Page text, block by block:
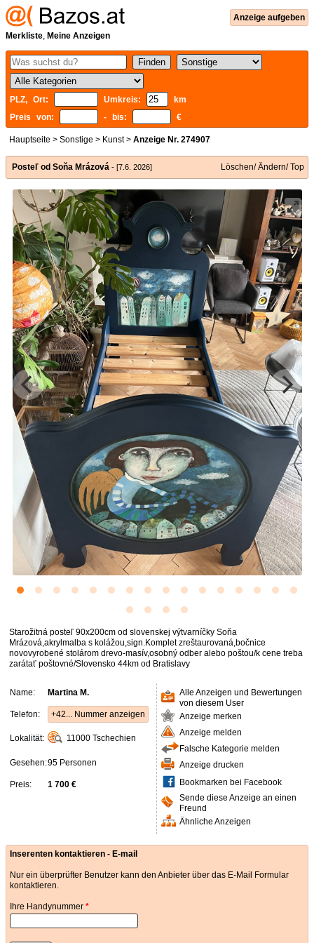
Anzeige aufgeben
Merkliste, Meine Anzeigen
PLZ, Ort: Umkreis:
km
Preis von:
- bis: €
Hauptseite > Sonstige > Kunst> Anzeige Nr. 274907
Posteľ od Soňa Mrázová - [7.6. 2026] Löschen/ Ändern/ Top
Starožitná posteľ 90x200cm od slovenskej výtvarníčky Soňa
Mrázová,akrylmalba s kolážou,sign.Komplet zreštaurovaná,bočnice
novovyrobené stolárom drevo-masív,osobný odber alebo poštou/k cene treba
zarátať poštovné/Slovensko 44km od Bratislavy
Name: Martina M.
Telefon: +42... Nummer anzeigen
Lokalität: 11000 Tschechien
Gesehen:95 Personen
Preis: 1 700 €
Alle Anzeigen und Bewertungen
von diesem User
Anzeige merken
Anzeige melden
Falsche Kategorie melden
Anzeige drucken
Bookmarken bei Facebook
Sende diese Anzeige an einen
Freund
Ähnliche Anzeigen
Inserenten kontaktieren - E-mail
Nur ein überprüfter Benutzer kann den Anbieter über das E-Mail Formular
kontaktieren.
Ihre Handynummer *